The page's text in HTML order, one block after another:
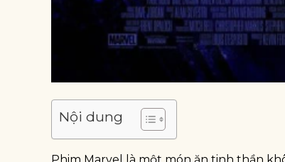
Nội dung